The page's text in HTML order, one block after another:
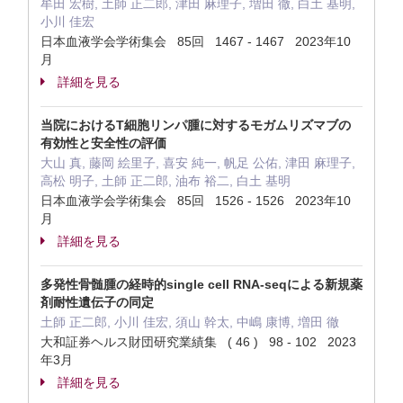
牟田 宏樹, 土師 正二郎, 津田 麻理子, 増田 徹, 白土 基明,
小川 佳宏
日本血液学会学術集会 85回 1467 - 1467 2023年10
月
詳細を見る
当院におけるT細胞リンパ腫に対するモガムリズマブの
有効性と安全性の評価
大山 真, 藤岡 絵里子, 喜安 純一, 帆足 公佑, 津田 麻理子,
高松 明子, 土師 正二郎, 油布 裕二, 白土 基明
日本血液学会学術集会 85回 1526 - 1526 2023年10
月
詳細を見る
多発性骨髄腫の経時的single cell RNA-seqによる新規薬
剤耐性遺伝子の同定
土師 正二郎, 小川 佳宏, 須山 幹太, 中嶋 康博, 増田 徹
大和証券ヘルス財団研究業績集 ( 46 ) 98 - 102 2023
年3月
詳細を見る